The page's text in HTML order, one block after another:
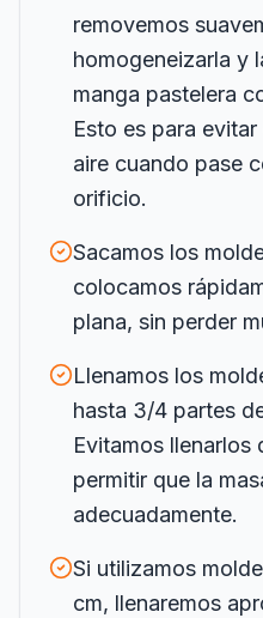
removemos
homogeneizarla y
manga pastelera
Esto es para
aire cuando pase
orificio.
Sacamos los
colocamos
plana, sin perder
Llenamos los
hasta 3/4 partes
Evitamos llenarlos
permitir que la
adecuadamente.
Si utilizamos
cm, llenaremos